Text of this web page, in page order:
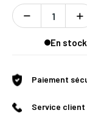
En
Paiement
Service client